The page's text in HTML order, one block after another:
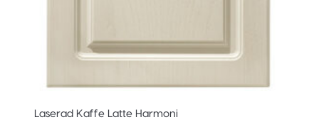
Laserad Kaffe Latte Harmoni